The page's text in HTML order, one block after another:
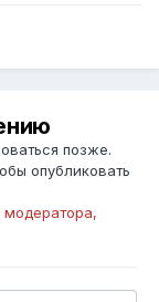
позже.
опубликовать
модератора,